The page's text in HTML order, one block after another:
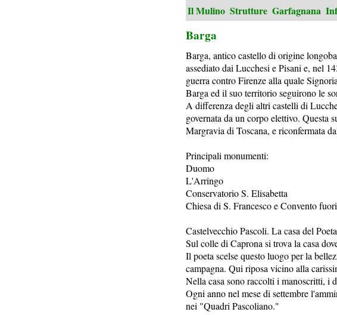
Il Mulino Strutture Garfagnana
Barga
Barga, antico castello di origine
assediato dai Lucchesi e Pisani e, nel
guerra contro Firenze alla quale
Barga ed il suo territorio seguirono le
A differenza degli altri castelli di
governata da un corpo elettivo. Questa
Margravia di Toscana, e riconfermata
Principali monumenti:
Duomo
L'Arringo
Conservatorio S. Elisabetta
Chiesa di S. Francesco e Convento
Castelvecchio Pascoli. La casa del Poeta
Sul colle di Caprona si trova la casa
Il poeta scelse questo luogo per la
campagna. Qui riposa vicino alla
Nella casa sono raccolti i manoscritti, i
Ogni anno nel mese di settembre
nei "Quadri Pascoliano."